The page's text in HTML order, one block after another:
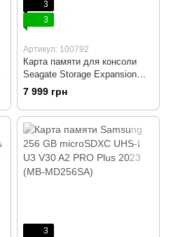
3
3
Артикул: 100792
Карта памяти для консоли
Seagate Storage Expansion
Card for Xbox Series X/S 1 TB
(STJR1000400)
7 999 грн
3